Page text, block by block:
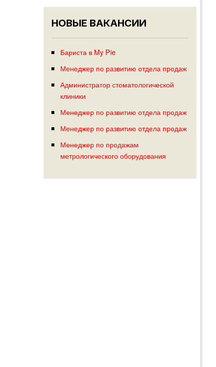
НОВЫЕ ВАКАНСИИ
Бариста в My Pie
Менеджер по развитию отдела продаж
Администратор стоматологической
клиники
Менеджер по развитию отдела продаж
Менеджер по развитию отдела продаж
Менеджер по продажам
метрологического оборудования